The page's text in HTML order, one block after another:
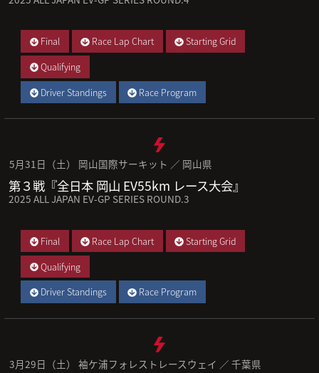
Final Race Lap Chart
Starting Grid
Qualifying
Driver Standings
Race Program
5月31日（土） 岡山国際サーキット ／ 岡山県
第３戦『全日本 岡山 EV55km レース大会』
2025 ALL JAPAN EV-GP SERIES ROUND.3
Final Race Lap Chart
Starting Grid
Qualifying
Driver Standings
Race Program
3月29日（土） 袖ケ浦フォレストレースウェイ ／ 千葉県